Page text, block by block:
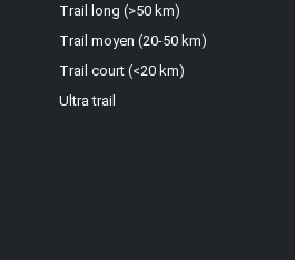
Trail long (>50 km)
Trail moyen (20-50 km)
Trail court (<20 km)
Ultra trail